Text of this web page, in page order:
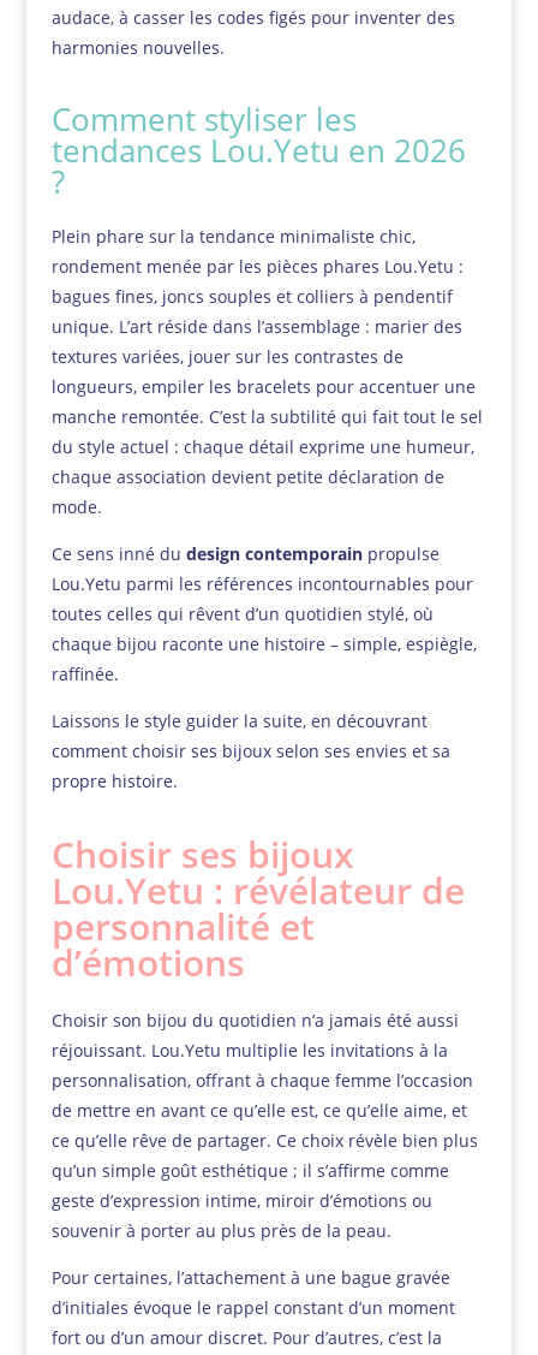
audace, à casser les codes figés pour inventer des
harmonies nouvelles.
Comment styliser les
tendances Lou.Yetu en 2026
?
Plein phare sur la tendance minimaliste chic,
rondement menée par les pièces phares Lou.Yetu :
bagues fines, joncs souples et colliers à pendentif
unique. L’art réside dans l’assemblage : marier des
textures variées, jouer sur les contrastes de
longueurs, empiler les bracelets pour accentuer une
manche remontée. C’est la subtilité qui fait tout le sel
du style actuel : chaque détail exprime une humeur,
chaque association devient petite déclaration de
mode.
Ce sens inné du design contemporainpropulse
Lou.Yetu parmi les références incontournables pour
toutes celles qui rêvent d’un quotidien stylé, où
chaque bijou raconte une histoire – simple, espiègle,
raffinée.
Laissons le style guider la suite, en découvrant
comment choisir ses bijoux selon ses envies et sa
propre histoire.
Choisir ses bijoux
Lou.Yetu : révélateur de
personnalité et
d’émotions
Choisir son bijou du quotidien n’a jamais été aussi
réjouissant. Lou.Yetu multiplie les invitations à la
personnalisation, offrant à chaque femme l’occasion
de mettre en avant ce qu’elle est, ce qu’elle aime, et
ce qu’elle rêve de partager. Ce choix révèle bien plus
qu’un simple goût esthétique ; il s’affirme comme
geste d’expression intime, miroir d’émotions ou
souvenir à porter au plus près de la peau.
Pour certaines, l’attachement à une bague gravée
d’initiales évoque le rappel constant d’un moment
fort ou d’un amour discret. Pour d’autres, c’est la